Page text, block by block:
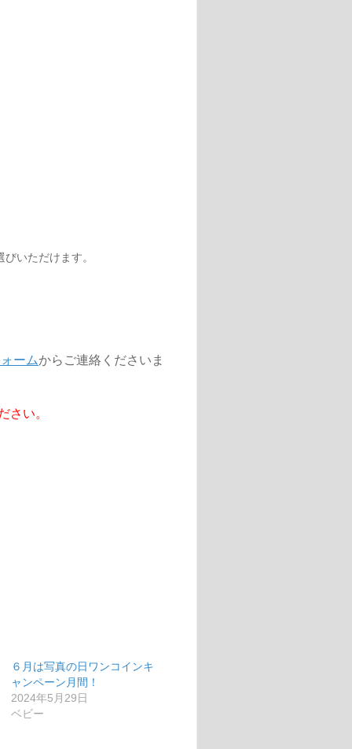
いただけます。
ームからご連絡くださいま
さい。
６月は写真の日ワンコインキ
ャンペーン月間！
2024年5月29日
ベビー